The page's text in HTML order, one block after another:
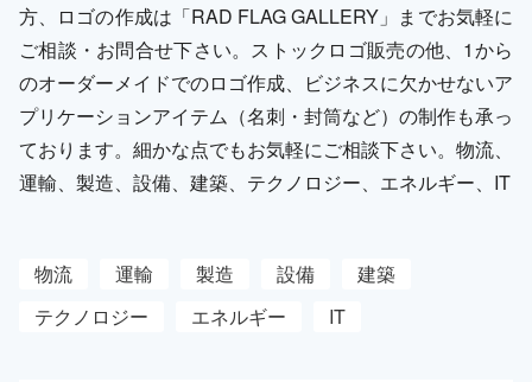
方、ロゴの作成は「RAD FLAG GALLERY」までお気軽に
ご相談・お問合せ下さい。ストックロゴ販売の他、1から
のオーダーメイドでのロゴ作成、ビジネスに欠かせないア
プリケーションアイテム（名刺・封筒など）の制作も承っ
ております。細かな点でもお気軽にご相談下さい。物流、
運輸、製造、設備、建築、テクノロジー、エネルギー、IT
物流 運輸 製造 設備
建築
テクノロジー
エネルギー IT